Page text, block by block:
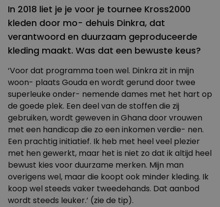
In 2018 liet je je voor je tournee Kross2000
kleden door mo- dehuis Dinkra, dat
verantwoord en duurzaam geproduceerde
kleding maakt. Was dat een bewuste keus?
‘Voor dat programma toen wel. Dinkra zit in mijn
woon- plaats Gouda en wordt gerund door twee
superleuke onder- nemende dames met het hart op
de goede plek. Een deel van de stoffen die zij
gebruiken, wordt geweven in Ghana door vrouwen
met een handicap die zo een inkomen verdie- nen.
Een prachtig initiatief. Ik heb met heel veel plezier
met hen gewerkt, maar het is niet zo dat ik altijd heel
bewust kies voor duurzame merken. Mijn man
overigens wel, maar die koopt ook minder kleding. Ik
koop wel steeds vaker tweedehands. Dat aanbod
wordt steeds leuker.’ (zie de tip).